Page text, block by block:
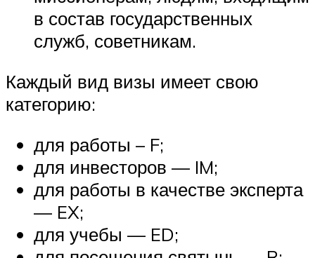
в состав государственных
служб, советникам.
Каждый вид визы имеет свою
категорию:
для работы – F;
для инвесторов — IM;
для работы в качестве эксперта
— EX;
для учебы — ED;